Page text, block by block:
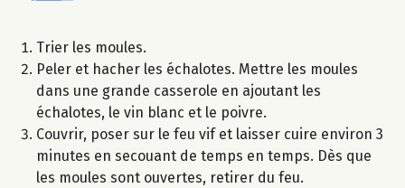
Trier les moules.
Peler et hacher les échalotes. Mettre les moules
dans une grande casserole en ajoutant les
échalotes, le vin blanc et le poivre.
Couvrir, poser sur le feu vif et laisser cuire environ 3
minutes en secouant de temps en temps. Dès que
les moules sont ouvertes, retirer du feu.